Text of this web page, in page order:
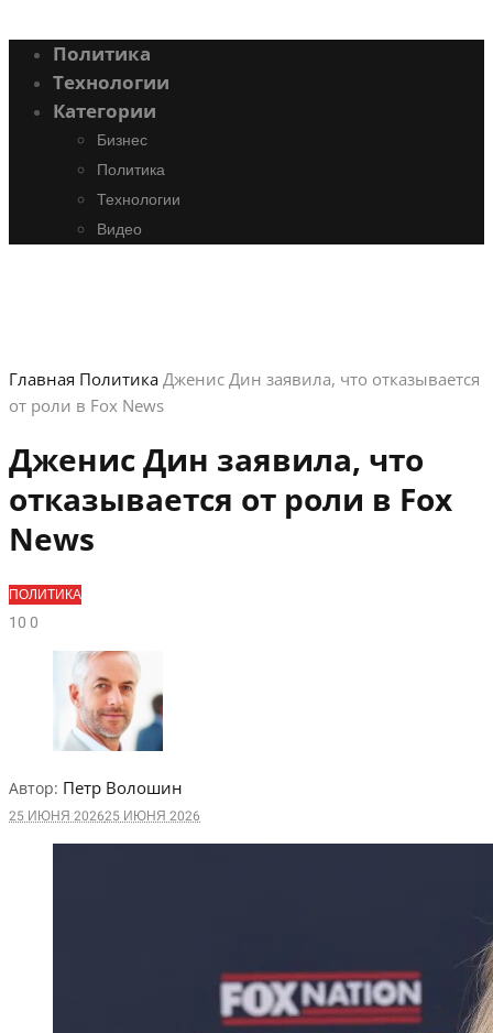
Политика
Технологии
Категории
Бизнес
Политика
Технологии
Видео
Главная Политика Дженис Дин заявила, что отказывается
от роли в Fox News
Дженис Дин заявила, что
отказывается от роли в Fox
News
ПОЛИТИКА
100
Автор: Петр Волошин
25 ИЮНЯ 202625 ИЮНЯ 2026